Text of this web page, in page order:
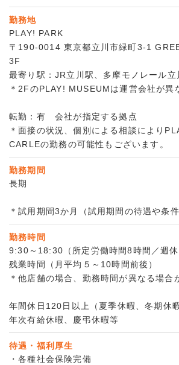
勤務地
PLAY! PARK
〒190-0014 東京都立川市緑町3-1
3F
最寄り駅：JR立川駅、多摩モノレール
＊2FのPLAY! MUSEUMは運営会社が異
転勤：有 会社が指定する拠点
＊面接の状況、個別による相談により
CARLEの勤務の可能性もございます。
勤務期間
長期
＊試用期間3か月（試用期間の待遇や条件
勤務時間
9:30～18:30（所定労働時間8時間／週休
残業時間（月平均５～10時間前後）
＊他店舗の場合、勤務時間が異なる場合
年間休日120日以上（夏季休暇、冬期休暇
年次有給休暇、慶弔休暇等
待遇・福利厚生
・各種社会保険完備